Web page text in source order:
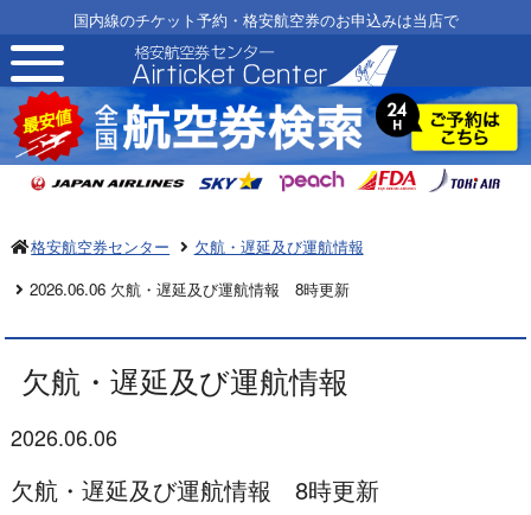
国内線のチケット予約・格安航空券のお申込みは当店で
toggle
navigation
格安航空券センター
欠航・遅延及び運航情報
2026.06.06 欠航・遅延及び運航情報 8時更新
欠航・遅延及び運航情報
2026.06.06
欠航・遅延及び運航情報 8時更新